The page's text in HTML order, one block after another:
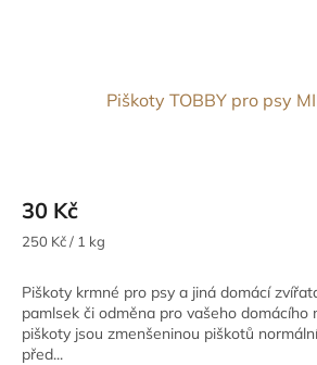
Piškoty TOBBY pro psy
30 Kč
Měrná
250 Kč / 1 kg
Piškoty krmné pro psy a jiná domácí
pamlsek či odměna pro vašeho domácího
piškoty jsou zmenšeninou piškotů
před...